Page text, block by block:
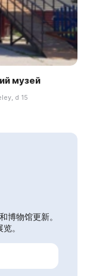
музей
d 15
博物馆更新。
。